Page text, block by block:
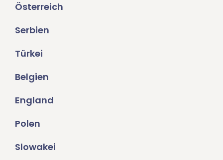
Österreich
Serbien
Türkei
Belgien
England
Polen
Slowakei